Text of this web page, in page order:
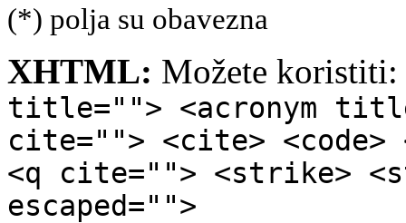
(*) polja su obavezna
XHTML: Možete koristiti:
title=""> <acronym
cite=""> <cite> <code>
<q cite=""> <strike>
escaped="">